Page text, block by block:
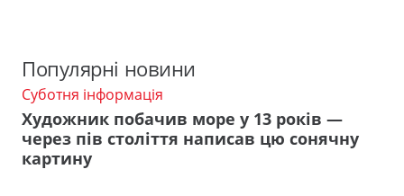
Популярні новини
Суботня інформація
Художник побачив море у 13 років —
через пів століття написав цю сонячну
картину